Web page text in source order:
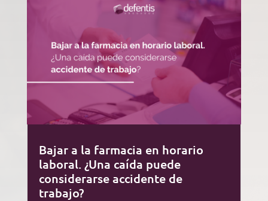
Bajar a la farmacia en horario
laboral. ¿Una caída puede
considerarse accidente de
trabajo?